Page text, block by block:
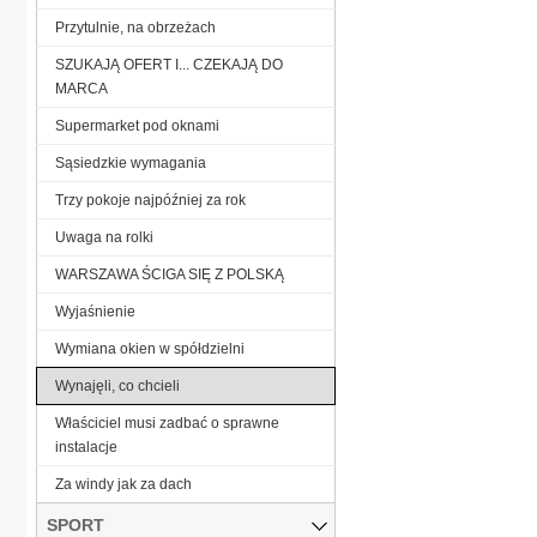
Przytulnie, na obrzeżach
SZUKAJĄ OFERT I... CZEKAJĄ DO
MARCA
Supermarket pod oknami
Sąsiedzkie wymagania
Trzy pokoje najpóźniej za rok
Uwaga na rolki
WARSZAWA ŚCIGA SIĘ Z POLSKĄ
Wyjaśnienie
Wymiana okien w spółdzielni
Wynajęli, co chcieli
Właściciel musi zadbać o sprawne
instalacje
Za windy jak za dach
SPORT